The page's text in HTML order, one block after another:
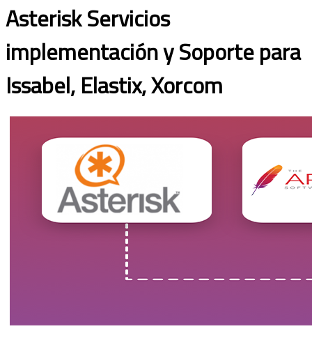
Asterisk Servicios
implementación y Soporte para
Issabel, Elastix, Xorcom